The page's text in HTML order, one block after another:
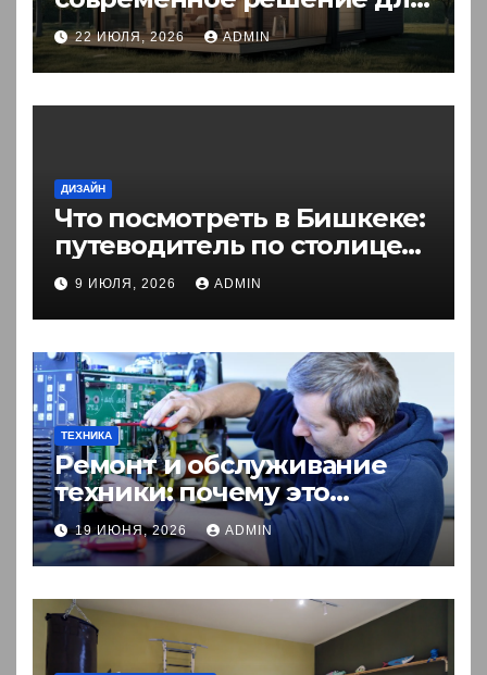
комфортного житья
22 ИЮЛЯ, 2026 ADMIN
ДИЗАЙН
Что посмотреть в Бишкеке:
путеводитель по столице
Кыргызстана
9 ИЮЛЯ, 2026 ADMIN
ТЕХНИКА
Ремонт и обслуживание
техники: почему это
выгоднее покупки новой?
19 ИЮНЯ, 2026 ADMIN